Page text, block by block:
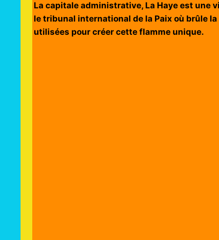
La capitale administrative, La Haye est une
le tribunal international de la Paix où brûle
utilisées pour créer cette flamme unique.